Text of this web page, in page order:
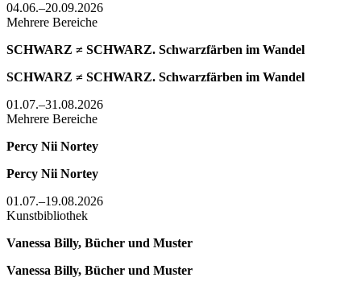
04.06.–20.09.2026
Mehrere Bereiche
SCHWARZ ≠ SCHWARZ. Schwarzfärben im Wandel
SCHWARZ ≠ SCHWARZ. Schwarzfärben im Wandel
01.07.–31.08.2026
Mehrere Bereiche
Percy Nii Nortey
Percy Nii Nortey
01.07.–19.08.2026
Kunstbibliothek
Vanessa Billy, Bücher und Muster
Vanessa Billy, Bücher und Muster